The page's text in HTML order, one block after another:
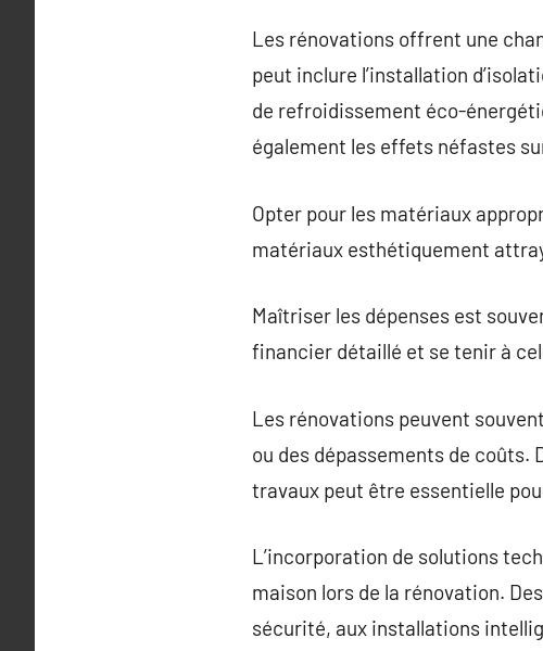
Les rénovations offrent une
peut inclure l’installation
de refroidissement éco-
également les effets néfastes
Opter pour les matériaux
matériaux esthétiquement
Maîtriser les dépenses est
financier détaillé et se tenir à
Les rénovations peuvent
ou des dépassements de
travaux peut être essentielle
L’incorporation de solutions
maison lors de la rénovation.
sécurité, aux installations